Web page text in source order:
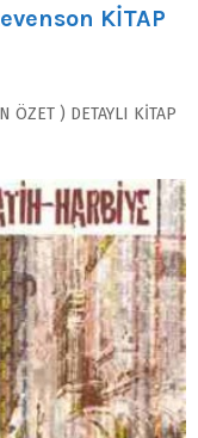
KİTAP
) DETAYLI KİTAP